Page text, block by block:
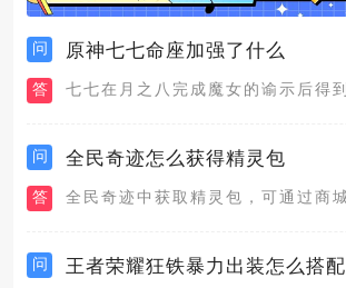
问 原神七七命座加强了什么
答
问 全民奇迹怎么获得精灵包
答
问 王者荣耀狂铁暴力出装怎么搭配